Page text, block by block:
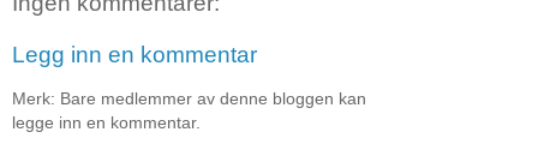
Legg inn en kommentar
Merk: Bare medlemmer av denne bloggen kan
legge inn en kommentar.